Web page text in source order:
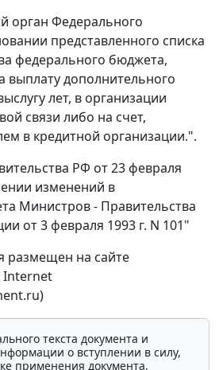
орган Федерального
представленного списка
федерального бюджета,
выплату дополнительного
лет, в организации
связи либо на счет,
в кредитной организации.".
РФ от 23 февраля
изменений в
Министров - Правительства
от 3 февраля 1993 г. N 101"
размещен на сайте
Internet
текста документа и
о вступлении в силу,
применения документа,